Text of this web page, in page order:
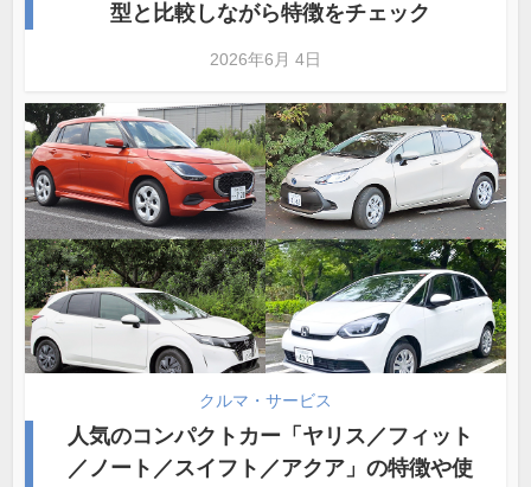
型と比較しながら特徴をチェック
2026年6月 4日
クルマ・サービス
人気のコンパクトカー「ヤリス／フィット
／ノート／スイフト／アクア」の特徴や使